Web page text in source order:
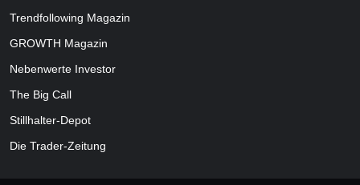
Trendfollowing Magazin
GROWTH Magazin
Nebenwerte Investor
The Big Call
Stillhalter-Depot
Die Trader-Zeitung